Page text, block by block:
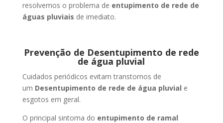
resolvemos o problema de entupimento de rede de
águas pluviais de imediato.
Prevenção de Desentupimento de rede
de água pluvial
Cuidados periódicos evitam transtornos de
um Desentupimento de rede de água pluvial e
esgotos em geral.
O principal sintoma do entupimento de ramal